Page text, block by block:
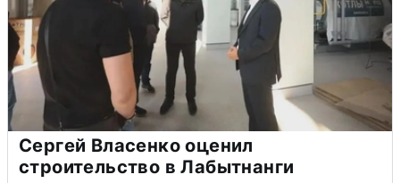
Сергей Власенко оценил
строительство в Лабытнанги